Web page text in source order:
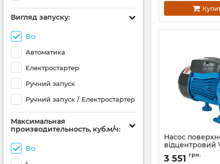
Вигляд запуску:
Всі
Автоматика
Електростартер
Ручний запуск
Ручний запуск / Електростартер
Максимальная
производительность, куб.м/ч:
Всі
Насос
відцентровий
Артикул:
3 551 грн.